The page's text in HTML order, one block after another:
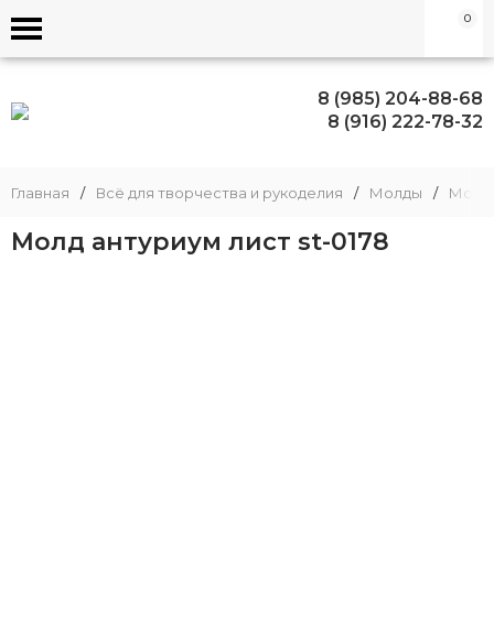
0
8 (985) 204-88-68
8 (916) 222-78-32
Главная / Всё для творчества и рукоделия / Молды / Молд
Молд антуриум лист st-0178